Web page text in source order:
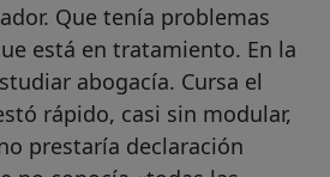
Que tenía problemas
está en tratamiento. En la
abogacía. Cursa el
rápido, casi sin modular,
prestaría declaración